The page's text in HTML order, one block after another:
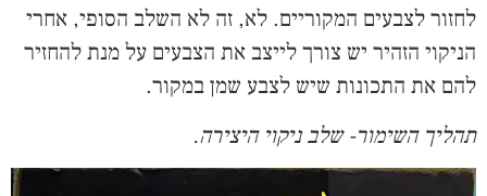
לחזור לצבעים המקוריים. לא, זה לא השלב הסופי, אחרי
הניקוי הזהיר יש צורך לייצב את הצבעים על מנת להחזיר
להם את התכונות שיש לצבע שמן במקור.
תהליך השימור- שלב ניקוי היצירה.